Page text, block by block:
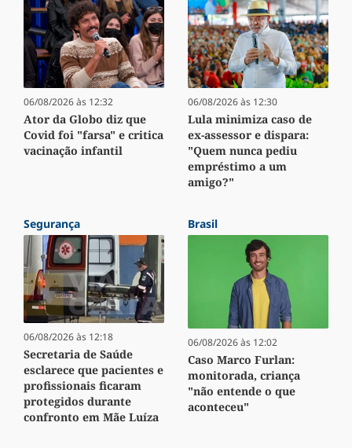
06/08/2026 às 12:32
Ator da Globo diz que
Covid foi "farsa" e critica
vacinação infantil
06/08/2026 às 12:30
Lula minimiza caso de
ex-assessor e dispara:
"Quem nunca pediu
empréstimo a um
amigo?"
Segurança
06/08/2026 às 12:18
Secretaria de Saúde
esclarece que pacientes e
profissionais ficaram
protegidos durante
confronto em Mãe Luíza
Brasil
06/08/2026 às 12:02
Caso Marco Furlan:
monitorada, criança
"não entende o que
aconteceu"